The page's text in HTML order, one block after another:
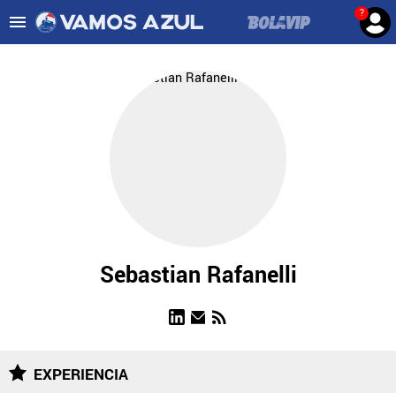
?
FUERZAS BÁSICASSebastian Rafanelli
EXPERIENCIA